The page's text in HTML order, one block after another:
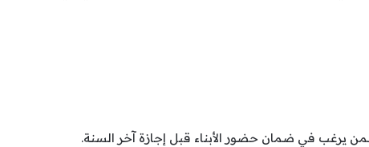
لمن يرغب في ضمان حضور الأبناء قبل إجازة آخر السنة.